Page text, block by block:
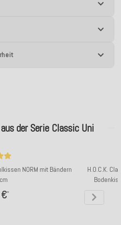
der Serie Classic Uni
NORM mit Bändern
*
H.O.C.K.